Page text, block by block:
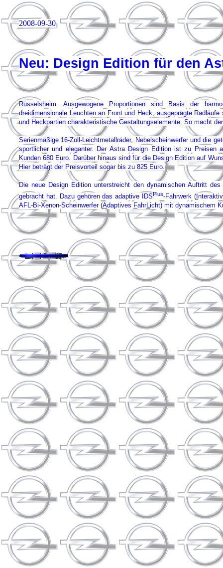
2008-09-30
Neu: Design Edition für den
Rüsselsheim. Ausgewogene Proportionen sind Basis der
dreidimensionale Leuchten an Front und Heck, ausgeprägte
und Heckpartien charakteristische Gestaltungselemente. So macht
Serienmäßige 16-Zoll-Leichtmetallräder, Nebelscheinwerfer und die
sportlicher und eleganter. Der Astra Design Edition ist zu Preisen
Kunden 680 Euro. Darüber hinaus sind für die Design Edition auf
Hier beträgt der Preisvorteil sogar bis zu 825 Euro.
Die neue Design Edition unterstreicht den dynamischen Auftritt
gebracht hat. Dazu gehören das adaptive IDSPlus-Fahrwerk ( I
AFL-Bi-Xenon-Scheinwerfer (Adaptives FahrLicht) mit dynamischem